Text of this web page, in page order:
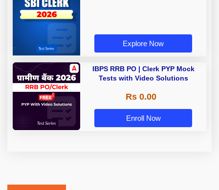
Explore Now
IBPS RRB PO | Clerk PYP Mock
Tests with Video Solutions
Rs 0.00
Enroll Now